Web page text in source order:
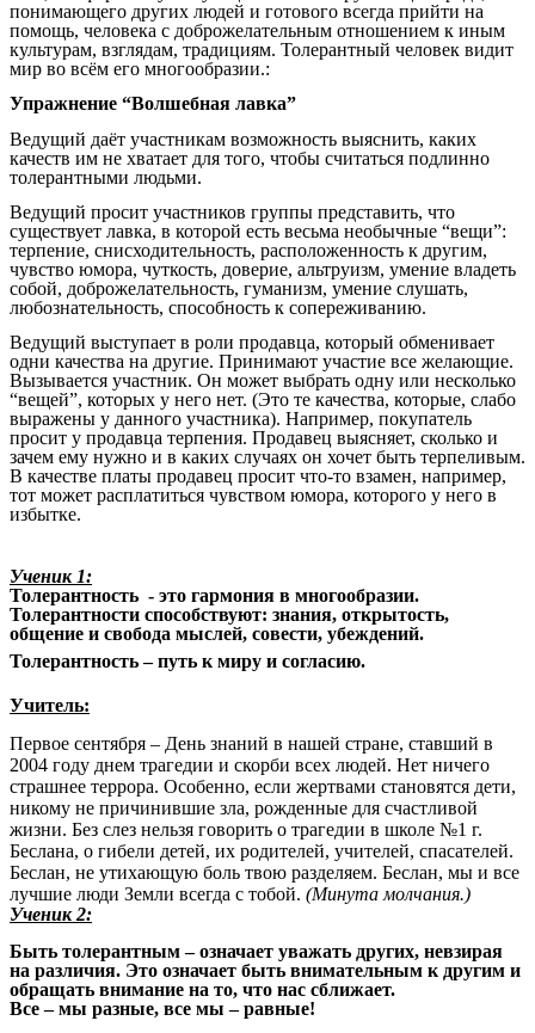
понимающего других людей и готового всегда прийти на
помощь, человека с доброжелательным отношением к иным
культурам, взглядам, традициям. Толерантный человек видит
мир во всём его многообразии.:
Упражнение “Волшебная лавка”
Ведущий даёт участникам возможность выяснить, каких
качеств им не хватает для того, чтобы считаться подлинно
толерантными людьми.
Ведущий просит участников группы представить, что
существует лавка, в которой есть весьма необычные “вещи”:
терпение, снисходительность, расположенность к другим,
чувство юмора, чуткость, доверие, альтруизм, умение владеть
собой, доброжелательность, гуманизм, умение слушать,
любознательность, способность к сопереживанию.
Ведущий выступает в роли продавца, который обменивает
одни качества на другие. Принимают участие все желающие.
Вызывается участник. Он может выбрать одну или несколько
“вещей”, которых у него нет. (Это те качества, которые, слабо
выражены у данного участника). Например, покупатель
просит у продавца терпения. Продавец выясняет, сколько и
зачем ему нужно и в каких случаях он хочет быть терпеливым.
В качестве платы продавец просит что-то взамен, например,
тот может расплатиться чувством юмора, которого у него в
избытке.
Ученик 1:
Толерантность - это гармония в многообразии.
Толерантности способствуют: знания, открытость,
общение и свобода мыслей, совести, убеждений.
Толерантность – путь к миру и согласию.
Учитель:
Первое сентября – День знаний в нашей стране, ставший в
2004 году днем трагедии и скорби всех людей. Нет ничего
страшнее террора. Особенно, если жертвами становятся дети,
никому не причинившие зла, рожденные для счастливой
жизни. Без слез нельзя говорить о трагедии в школе №1 г.
Беслана, о гибели детей, их родителей, учителей, спасателей.
Беслан, не утихающую боль твою разделяем. Беслан, мы и все
лучшие люди Земли всегда с тобой. (Минута молчания.)
Ученик 2:
Быть толерантным – означает уважать других, невзирая
на различия. Это означает быть внимательным к другим и
обращать внимание на то, что нас сближает.
Все – мы разные, все мы – равные!